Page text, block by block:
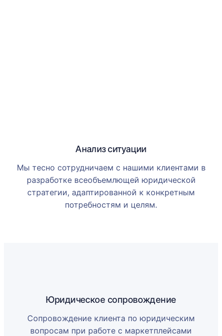
Анализ ситуации
Мы тесно сотрудничаем с нашими клиентами в
разработке всеобъемлющей юридической
стратегии, адаптированной к конкретным
потребностям и целям.
Юридическое сопровождение
Сопровождение клиента по юридическим
вопросам при работе с маркетплейсами